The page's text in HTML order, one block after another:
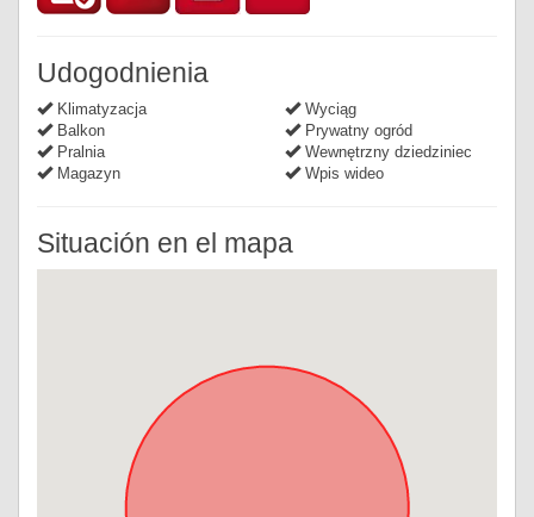
Udogodnienia
Klimatyzacja
Wyciąg
Balkon
Prywatny ogród
Pralnia
Wewnętrzny dziedziniec
Magazyn
Wpis wideo
Situación en el mapa